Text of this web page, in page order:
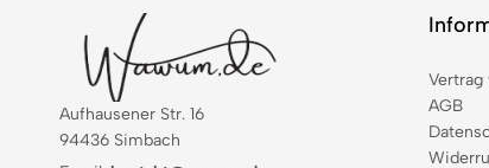
Aufhausener Str. 16
94436 Simbach
AGB